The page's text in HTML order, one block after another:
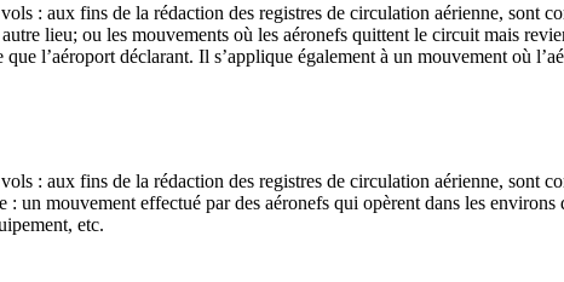
: aux fins de la rédaction des registres de circulation aérienne, sont
lieu; ou les mouvements où les aéronefs quittent le circuit mais
l’aéroport déclarant. Il s’applique également à un mouvement où
: aux fins de la rédaction des registres de circulation aérienne, sont
un mouvement effectué par des aéronefs qui opèrent dans les
etc.